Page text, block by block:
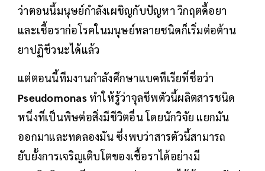
ว่าตอนนี้มนุษย์กำลังเผชิญกับปัญหา วิกฤตดื้อยา
และเชื้อราก่อโรคในมนุษย์หลายชนิดก็เริ่มต่อต้าน
ยาปฏิชีวนะได้แล้ว
แต่ตอนนี้ทีมงานกำลังศึกษาแบคทีเรียที่ชื่อว่า
Pseudomonasทำให้รู้ว่าจุลชีพตัวนี้ผลิตสารชนิด
หนึ่งที่เป็นพิษต่อสิ่งมีชีวิตอื่น โดยนักวิจัย แยกมัน
ออกมาและทดลองมัน ซึ่งพบว่าสารตัวนี้สามารถ
ยับยั้งการเจริญเติบโตของเชื้อราได้อย่างมี